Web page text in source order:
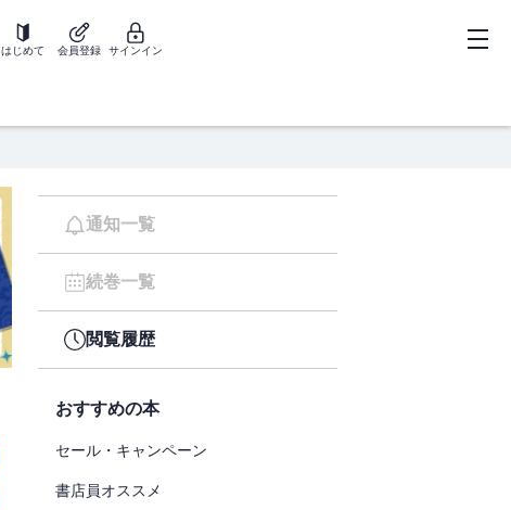
はじめて 会員登録 サインイン
通知一覧
続巻一覧
閲覧履歴
おすすめの本
セール・キャンペーン
書店員オススメ